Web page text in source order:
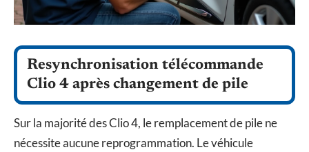
Resynchronisation télécommande
Clio 4 après changement de pile
Sur la majorité des Clio 4, le remplacement de pile ne
nécessite aucune reprogrammation. Le véhicule